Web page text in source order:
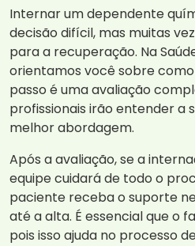
Internar um dependente
decisão difícil, mas muitas
para a recuperação. Na
orientamos você sobre
passo é uma avaliação
profissionais irão entender a
melhor abordagem.
Após a avaliação, se a
equipe cuidará de todo o
paciente receba o suporte
até a alta. É essencial que o
pois isso ajuda no processo